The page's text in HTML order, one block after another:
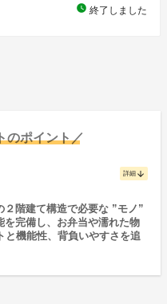
watch_later 終了しました
のポイント／
詳細 arrow_downward
階建て構造で必要な ”モノ”
を完備し、お弁当や濡れた物
と機能性、背負いやすさを追